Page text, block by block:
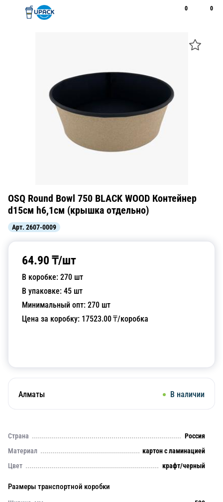
0 0
OSQ Round Bowl 750 BLACK WOOD Контейнер
d15см h6,1см (крышка отдельно)
Арт. 2607-0009
64.90 ₸/шт
В коробке: 270 шт
В упаковке: 45 шт
Минимальный опт: 270 шт
Цена за коробку: 17523.00₸/коробка
Алматы В наличии
Страна
Россия
Материал
картон с ламинацией
Цвет
крафт/черный
Размеры транспортной коробки